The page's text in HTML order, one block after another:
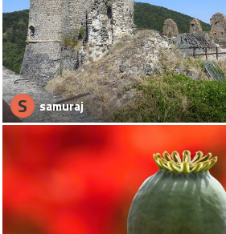
S samuraj